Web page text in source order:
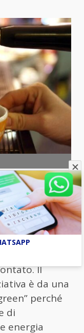
bisogna
di
clienti che si
Il
è da una
perché
di
energia